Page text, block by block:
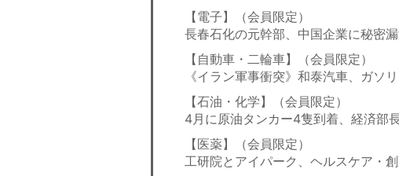
【電子】（会員限定）
長春石化の元幹部、中国企業に秘密
【自動車・二輪車】（会員限定）
《イラン軍事衝突》和泰汽車、ガソ
【石油・化学】（会員限定）
4月に原油タンカー4隻到着、経済部
【医薬】（会員限定）
工研院とアイパーク、ヘルスケア・